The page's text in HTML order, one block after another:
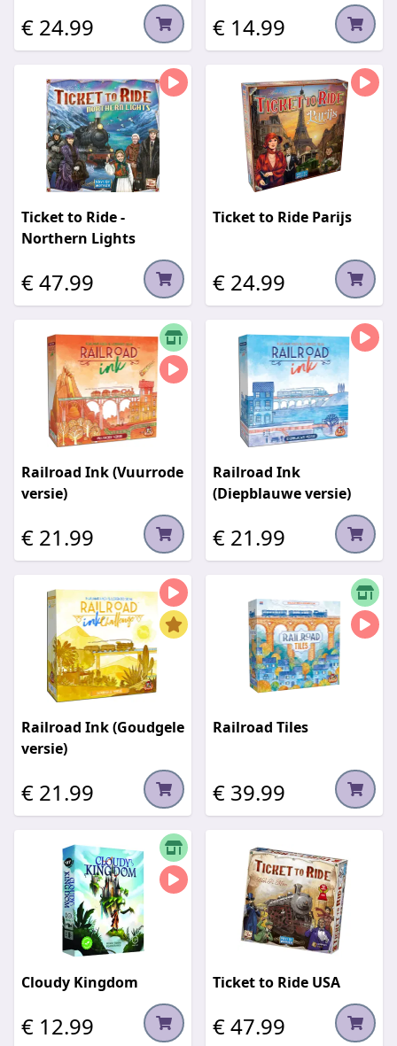
€ 24.99 € 14.99
Ticket to Ride -
Northern Lights
€ 47.99
Ticket to Ride Parijs
€ 24.99
Railroad Ink (Vuurrode
versie)
€ 21.99
Railroad Ink
(Diepblauwe versie)
€ 21.99
Railroad Ink (Goudgele
versie)
€ 21.99
Railroad Tiles
€ 39.99
Cloudy Kingdom
€ 12.99
Ticket to Ride USA
€ 47.99